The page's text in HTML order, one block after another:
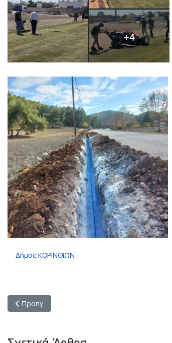
Δήμος ΚΟΡΙΝΘΙΩΝ
Προηγούμενο άρθρο: «Η αρχιτεκτονική δεν
Προηγ